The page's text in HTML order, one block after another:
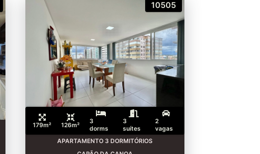
10505
179m² 126m²
3
dorms
3
suítes
2
vagas
APARTAMENTO 3 DORMITÓRIOS